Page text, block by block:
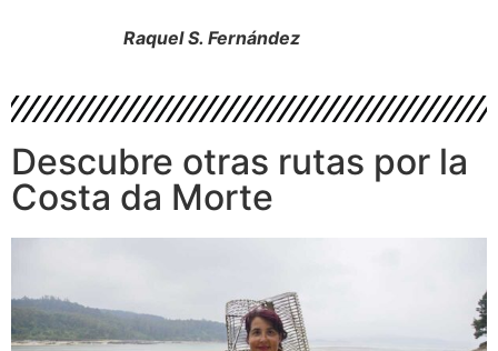
Raquel S. Fernández
Descubre otras rutas por la
Costa da Morte